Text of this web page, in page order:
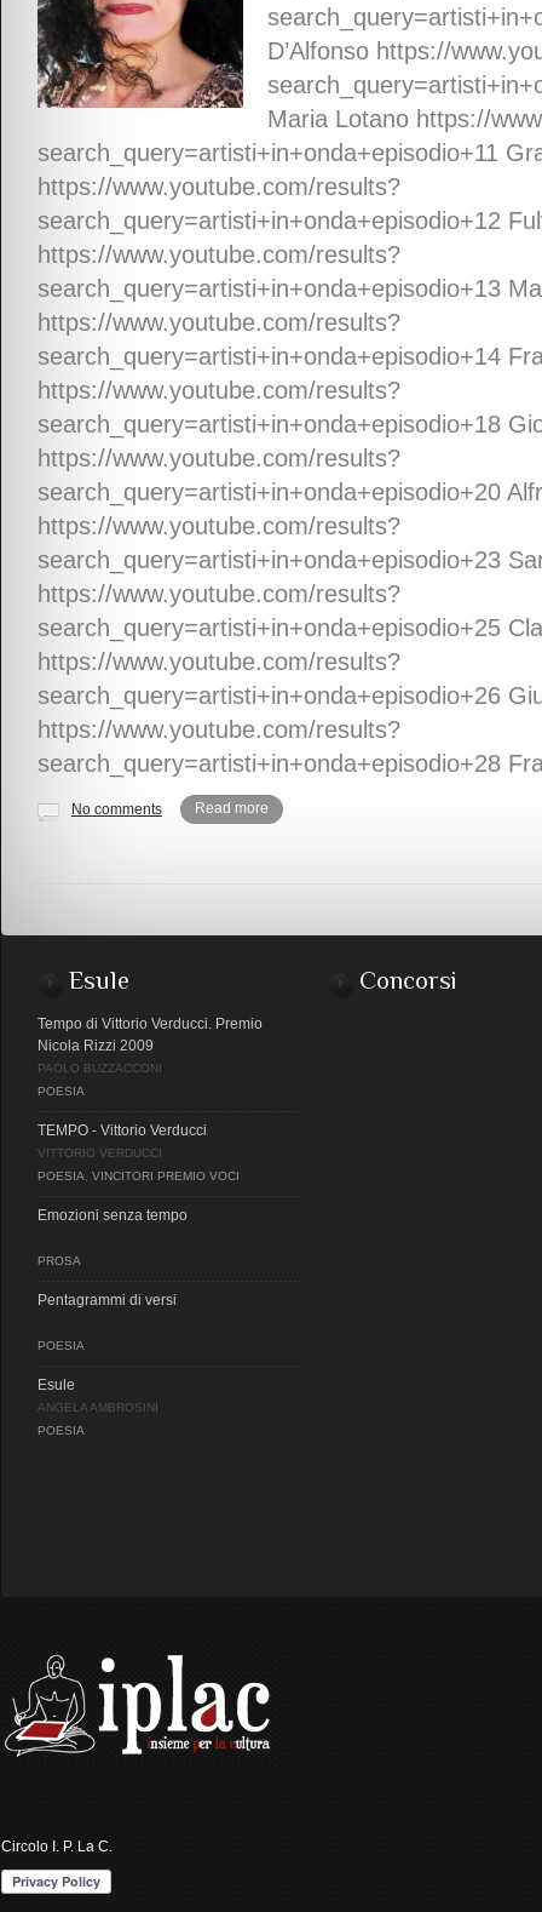
D’Alfonso https://
Maria Lotano https://
search_query=artisti+in+onda+episodio+11
https://www.youtube.com/results?
search_query=artisti+in+onda+episodio+12
https://www.youtube.com/results?
search_query=artisti+in+onda+episodio+13
https://www.youtube.com/results?
search_query=artisti+in+onda+episodio+14
https://www.youtube.com/results?
search_query=artisti+in+onda+episodio+18
https://www.youtube.com/results?
search_query=artisti+in+onda+episodio+20
https://www.youtube.com/results?
search_query=artisti+in+onda+episodio+23
https://www.youtube.com/results?
search_query=artisti+in+onda+episodio+25
https://www.youtube.com/results?
search_query=artisti+in+onda+episodio+26
https://www.youtube.com/results?
search_query=artisti+in+onda+episodio+28
No comments Read more
Esule
Tempo di Vittorio Verducci. Premio
Nicola Rizzi 2009
PAOLO BUZZACCONI
POESIA
TEMPO - Vittorio Verducci
VITTORIO VERDUCCI
POESIA
VINCITORI PREMIO VOCI
Emozioni senza tempo
PROSA
Pentagrammi di versi
POESIA
Esule
ANGELA AMBROSINI
POESIA
Concorsi
Circolo I. P. La C.